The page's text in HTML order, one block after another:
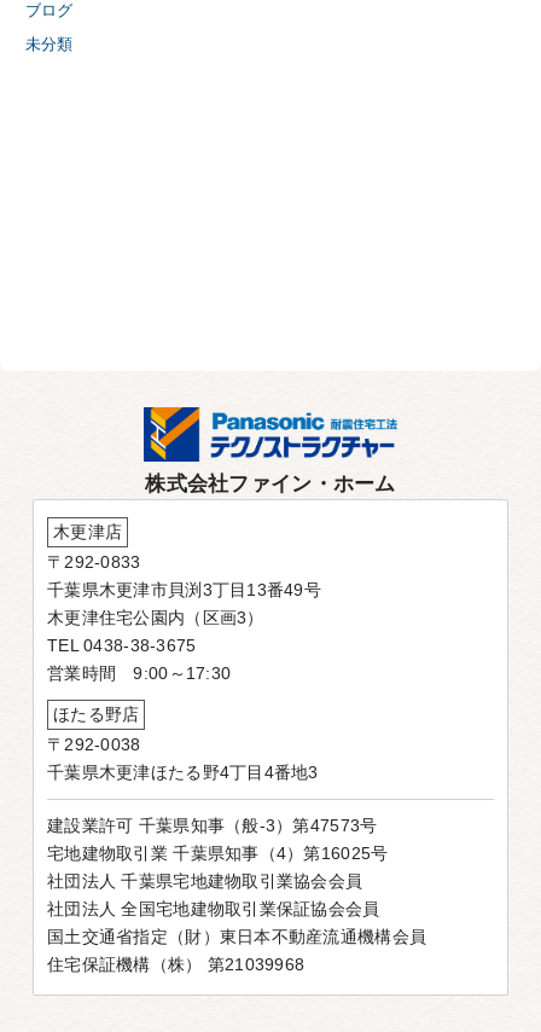
ブログ
未分類
株式会社ファイン・ホーム
木更津店
〒292-0833
千葉県木更津市貝渕3丁目13番49号
木更津住宅公園内（区画3）
TEL 0438-38-3675
営業時間 9:00～17:30
ほたる野店
〒292-0038
千葉県木更津ほたる野4丁目4番地3
建設業許可 千葉県知事（般-3）第47573号
宅地建物取引業 千葉県知事（4）第16025号
社団法人 千葉県宅地建物取引業協会会員
社団法人 全国宅地建物取引業保証協会会員
国土交通省指定（財）東日本不動産流通機構会員
住宅保証機構（株） 第21039968